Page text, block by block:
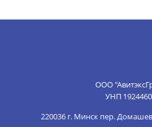
ООО
УНП
220036 г. Минск пер.